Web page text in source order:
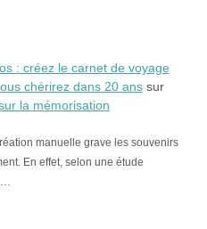
: créez le carnet de voyage
chérirez dans 20 anssur
la mémorisation
manuelle grave les souvenirs
En effet, selon une étude